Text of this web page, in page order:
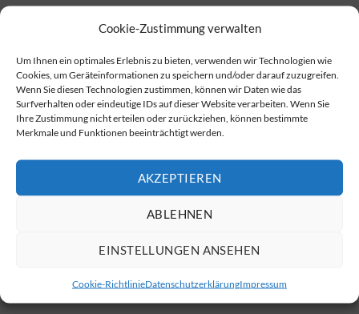
Cookie-Zustimmung verwalten
Um Ihnen ein optimales Erlebnis zu bieten, verwenden wir Technologien wie
Cookies, um Geräteinformationen zu speichern und/oder darauf zuzugreifen.
Wenn Sie diesen Technologien zustimmen, können wir Daten wie das
Surfverhalten oder eindeutige IDs auf dieser Website verarbeiten. Wenn Sie
Ihre Zustimmung nicht erteilen oder zurückziehen, können bestimmte
Merkmale und Funktionen beeinträchtigt werden.
AKZEPTIEREN
ABLEHNEN
EINSTELLUNGEN ANSEHEN
Cookie-RichtlinieDatenschutzerklärungImpressum
Redaktionsagt:
Da haben Sie Recht, wurde bei der
Korrektur leider übersehen, ist nun aber
ausgebessert. Vielen Dank für den
Hinweis!
Trudel Markussagt:
Powerbox kompatibel?
29. JANUAR 2024 UM 17:42